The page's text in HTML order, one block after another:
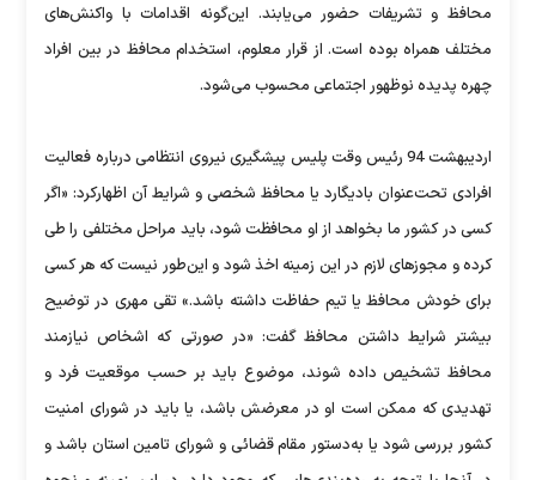
محافظ و تشریفات حضور می‌یابند. این‌گونه اقدامات با واکنش‌های
مختلف همراه بوده است. از قرار معلوم، استخدام محافظ در بین افراد
چهره پدیده نوظهور اجتماعی محسوب می‌شود.
اردیبهشت 94 رئیس وقت پلیس پیشگیری نیروی انتظامی درباره فعالیت
افرادی تحت‌عنوان بادیگارد یا محافظ شخصی و شرایط آن اظهارکرد: «اگر
کسی در کشور ما بخواهد از او محافظت شود، باید مراحل مختلفی را طی
کرده و مجوزهای لازم در این زمینه اخذ شود و این‌طور نیست که هر کسی
برای خودش محافظ یا تیم حفاظت داشته باشد.» تقی مهری در توضیح
بیشتر شرایط داشتن محافظ گفت: «در صورتی که اشخاص نیازمند
محافظ تشخیص داده شوند، موضوع باید بر حسب موقعیت فرد و
تهدیدی که ممکن است او در معرضش باشد، یا باید در شورای امنیت
کشور بررسی شود یا به‌دستور مقام قضائی و شورای تامین استان باشد و